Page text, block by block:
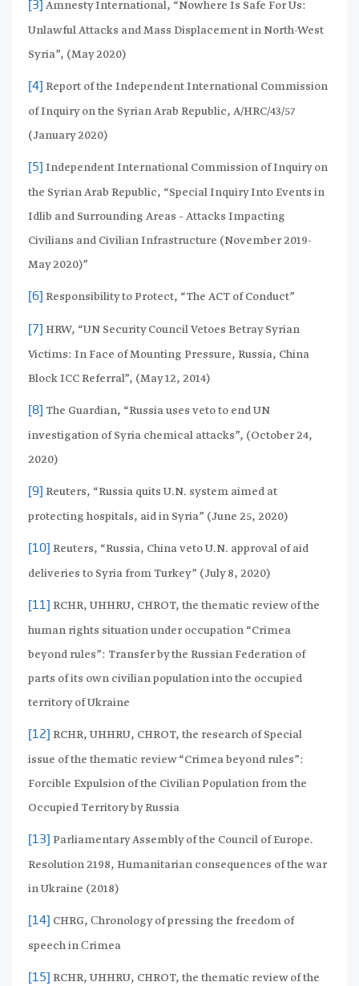
[3] Amnesty International, “Nowhere Is Safe For Us:
Unlawful Attacks and Mass Displacement in North-West
Syria”, (May 2020)
[4] Report of the Independent International Commission
of Inquiry on the Syrian Arab Republic, A/HRC/43/57
(January 2020)
[5] Independent International Commission of Inquiry on
the Syrian Arab Republic, “Special Inquiry Into Events in
Idlib and Surrounding Areas – Attacks Impacting
Civilians and Civilian Infrastructure (November 2019-
May 2020)”
[6] Responsibility to Protect, “The ACT of Conduct”
[7] HRW, “UN Security Council Vetoes Betray Syrian
Victims: In Face of Mounting Pressure, Russia, China
Block ICC Referral”, (May 12, 2014)
[8] The Guardian, “Russia uses veto to end UN
investigation of Syria chemical attacks”, (October 24,
2020)
[9] Reuters, “Russia quits U.N. system aimed at
protecting hospitals, aid in Syria” (June 25, 2020)
[10] Reuters, “Russia, China veto U.N. approval of aid
deliveries to Syria from Turkey” (July 8, 2020)
[11] RCHR, UHHRU, CHROT, the thematic review of the
human rights situation under occupation “Crimea
beyond rules”: Transfer by the Russian Federation of
parts of its own civilian population into the occupied
territory of Ukraine
[12] RCHR, UHHRU, CHROT, the research of Special
issue of the thematic review “Crimea beyond rules”:
Forcible Expulsion of the Civilian Population from the
Occupied Territory by Russia
[13] Parliamentary Assembly of the Council of Europe.
Resolution 2198, Humanitarian consequences of the war
in Ukraine (2018)
[14] CHRG, Сhronology of pressing the freedom of
speech in Сrimea
[15] RCHR, UHHRU, CHROT, the thematic review of the